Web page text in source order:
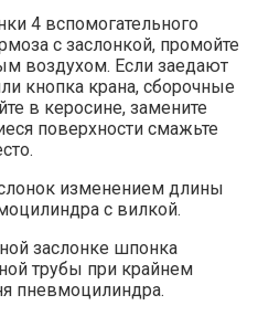
4 вспомогательного
с заслонкой, промойте
воздухом. Если заедают
кнопка крана, сборочные
в керосине, замените
поверхности смажьте
изменением длины
с вилкой.
заслонке шпонка
трубы при крайнем
пневмоцилиндра.